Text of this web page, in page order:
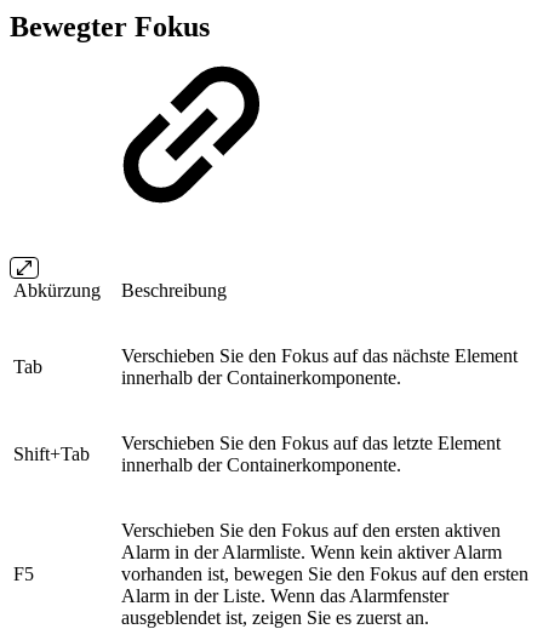
Bewegter Fokus
Abkürzung Beschreibung
Tab
Verschieben Sie den Fokus auf das nächste Element
innerhalb der Containerkomponente.
Shift+Tab
Verschieben Sie den Fokus auf das letzte Element
innerhalb der Containerkomponente.
F5
Verschieben Sie den Fokus auf den ersten aktiven
Alarm in der Alarmliste. Wenn kein aktiver Alarm
vorhanden ist, bewegen Sie den Fokus auf den ersten
Alarm in der Liste. Wenn das Alarmfenster
ausgeblendet ist, zeigen Sie es zuerst an.